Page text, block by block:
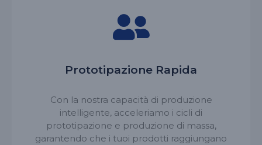
Prototipazione Rapida
Con la nostra capacità di produzione
intelligente, acceleriamo i cicli di
prototipazione e produzione di massa,
garantendo che i tuoi prodotti raggiungano